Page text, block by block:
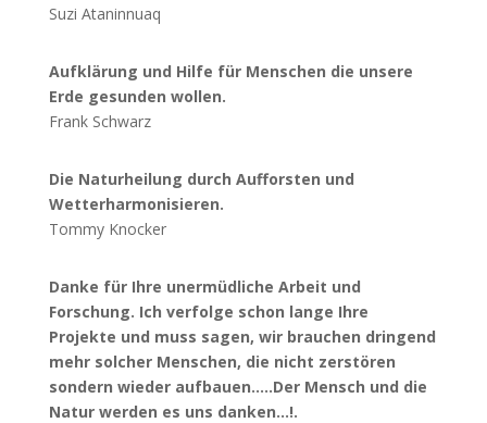
Suzi Ataninnuaq
Aufklärung und Hilfe für Menschen die unsere
Erde gesunden wollen.
Frank Schwarz
Die Naturheilung durch Aufforsten und
Wetterharmonisieren.
Tommy Knocker
Danke für Ihre unermüdliche Arbeit und
Forschung. Ich verfolge schon lange Ihre
Projekte und muss sagen, wir brauchen dringend
mehr solcher Menschen, die nicht zerstören
sondern wieder aufbauen.....Der Mensch und die
Natur werden es uns danken...!.